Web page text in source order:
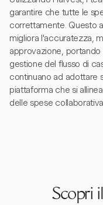
garantire che tutte le
correttamente. Questo
migliora l'accuratezza,
approvazione, portando
gestione del flusso di
continuano ad adottare
piattaforma che si
delle spese
Scopri